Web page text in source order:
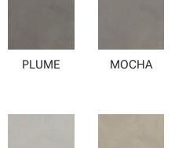
PLUME MOCHA